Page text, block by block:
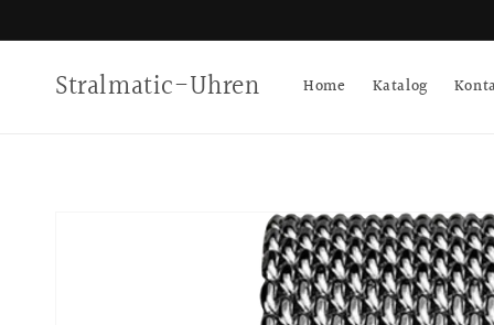
Inhalt
Stralmatic-Uhren Home Katalog